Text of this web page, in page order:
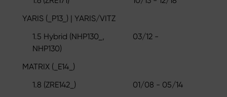
YARIS (_P13_) | YARIS/VITZ
1.5 Hybrid (NHP130_,
NHP130)
03/12 -
MATRIX (_E14_)
1.8 (ZRE142_)
01/08 - 05/14